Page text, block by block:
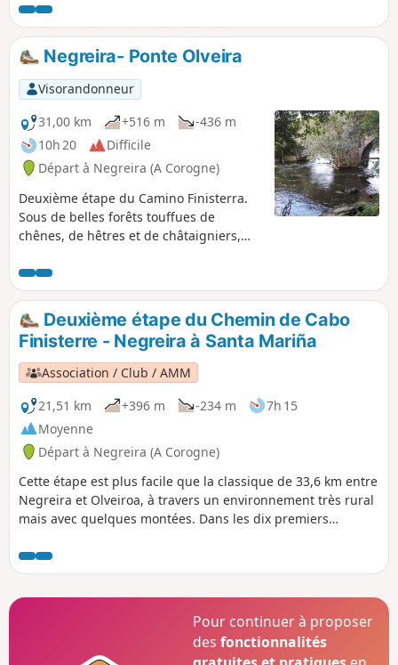
plages de Mar de Fora, de Langosteira, de Carnota, du Ria
de Corcubion, du Cap de Cee, des îles Centola et Lobeira
Grande, de très nombreuses pointes mais aussi du Monte
do Pindo.
Negreira- Ponte Olveira
Visorandonneur
31,00 km
+516 m
-436 m
10h 20
Difficile
Départ à Negreira (A Corogne)
Deuxième étape du Camino Finisterra.
Sous de belles forêts touffues de
chênes, de hêtres et de châtaigniers,
termine dans un de ces petits villages
qui parsèment la géographie
galicienne : Ponte Olveira, un endroit
parfait pour se reposer et reprendre des
forces.
Deuxième étape du Chemin de Cabo
Finisterre - Negreira à Santa Mariña
Association / Club / AMM
21,51 km
+396 m -234 m
7h 15
Moyenne
Départ à Negreira (A Corogne)
Cette étape est plus facile que la classique de 33,6 km entre
Negreira et Olveiroa, à travers un environnement très rural
mais avec quelques montées. Dans les dix premiers
châtaigniers et de chênes, puis on passe par une zone plus
dégagée. À la fin, il y a un petit village sympa qui vaut le
détour.
Pour continuer à proposer
desfonctionnalités